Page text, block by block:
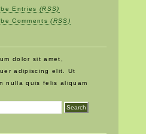
Entries (RSS)
Comments(RSS)
dolor sit amet,
adipiscing elit. Ut
nulla quis felis aliquam